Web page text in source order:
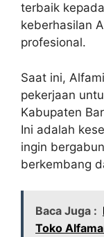
terbaik
keberhasilan
profesional.
Saat ini,
pekerjaan
Kabupaten
Ini adalah
ingin
berkembang
Baca Juga :
Toko